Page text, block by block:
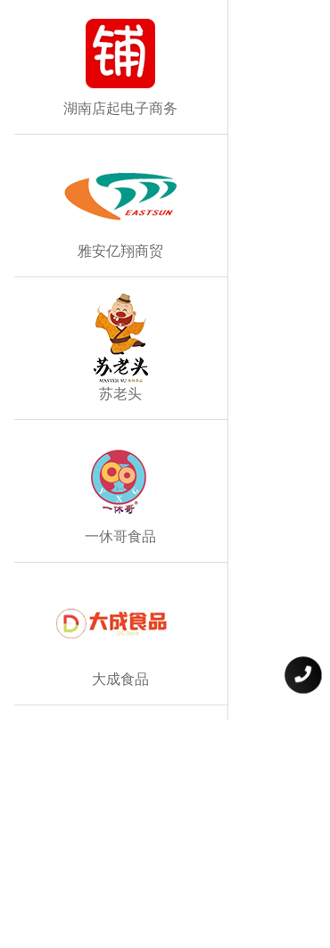
湖南店起电子商务
雅安亿翔商贸
苏老头
一休哥食品
大成食品